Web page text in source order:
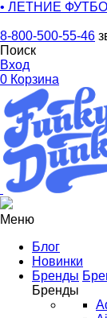
• ЛЕТНИЕ
8-800-500-55-46
Поиск
Вход
0 Корзина
Меню
Блог
Новинки
Бренды
Бренды